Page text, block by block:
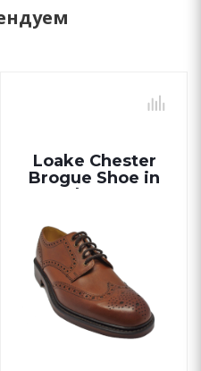
Loake Chester
Brogue Shoe in
Mahogany